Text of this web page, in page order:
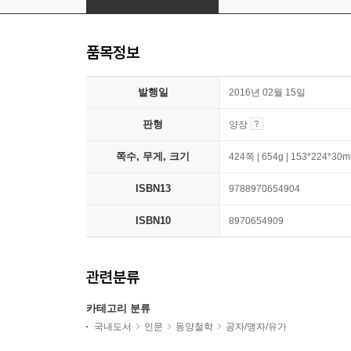
품목정보
발행일 2016년 02월 15일
판형 양장
쪽수, 무게, 크기 424쪽 | 654g |
ISBN13 9788970654904
ISBN10 8970654909
관련분류
카테고리 분류
국내도서 인문 동양철학 공자/맹자/유가